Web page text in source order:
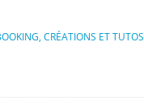
CRÉATIONS ET TUTOS